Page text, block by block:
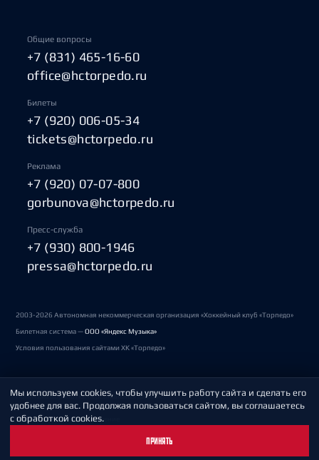
Общие вопросы
+7 (831) 465-16-60
office@hctorpedo.ru
Билеты
+7 (920) 006-05-34
tickets@hctorpedo.ru
Реклама
+7 (920) 07-07-800
gorbunova@hctorpedo.ru
Пресс-служба
+7 (930) 800-1946
pressa@hctorpedo.ru
2003-2026 Автономная некоммерческая организация «Хоккейный клуб «Торпедо»
Билетная система —ООО «Яндекс Музыка»
Условия пользования сайтами ХК «Торпедо»
Политика обработки персональных данных
Пользовательское соглашение
Мы используем cookies, чтобы улучшить работу сайта и сделать его
удобнее для вас. Продолжая пользоваться сайтом, вы соглашаетесь
с обработкой cookies.
ПРИНЯТЬ